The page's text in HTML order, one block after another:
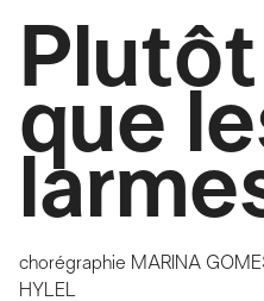
que
chorégraphie MARINA
HYLEL